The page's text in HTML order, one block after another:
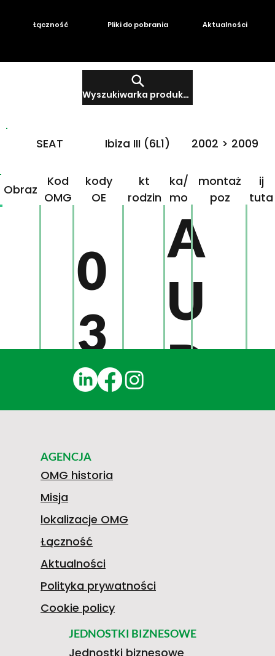
Wyszukiwarka produktów
Łączność Pliki do pobrania Aktualności
Obraz
Kod
OMG
kody
OE
kt
rodzin
ka/
mo
montaż
poz
ij
tuta
0
3
8
1
0
3 M
A
U
D
I
A
SEAT Ibiza III (6L1) 2002 > 2009
JEDNOSTKI BIZNESOWE
Jednostki biznesowe
AGENCJA
OMG historia
Misja
lokalizacje OMG
Łączność
Aktualności
Polityka prywatności
Cookie policy